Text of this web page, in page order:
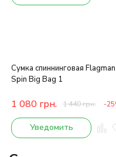
Сумка спиннинговая Flagman
Spin Big Bag 1
1 080 грн. 1 440грн. -
Уведомить